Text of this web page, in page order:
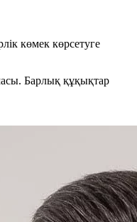
көмек көрсетуге
Барлық құқықтар